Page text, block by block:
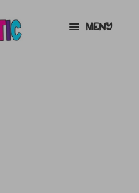
MENY